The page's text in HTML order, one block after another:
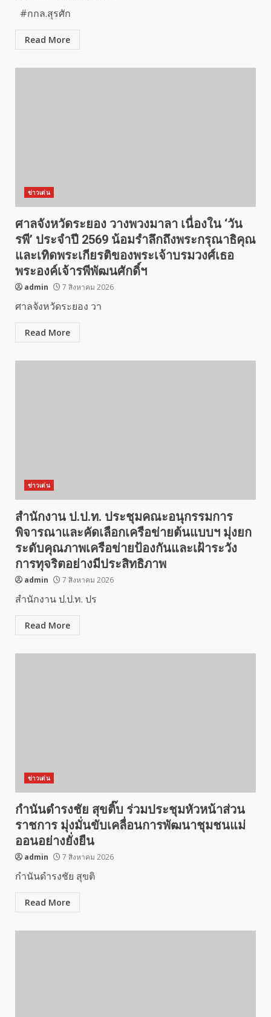
#กกล.สุรศัก
Read More
ข่าวเด่น
ศาลจังหวัดระยอง วางพวงมาลา เนื่องใน ‘วัน
รพี’ ประจำปี 2569 น้อมรำลึกถึงพระกรุณาธิคุณ
และเทิดพระเกียรติของพระเจ้าบรมวงศ์เธอ
พระองค์เจ้ารพีพัฒนศักดิ์ฯ
admin 7 สิงหาคม 2026
ศาลจังหวัดระยอง วา
Read More
ข่าวเด่น
สำนักงาน ป.ป.ท. ประชุมคณะอนุกรรมการ
พิจารณาและคัดเลือกเครือข่ายต้นแบบฯ มุ่งยก
ระดับคุณภาพเครือข่ายป้องกันและเฝ้าระวัง
การทุจริตอย่างมีประสิทธิภาพ
admin 7 สิงหาคม 2026
สำนักงาน ป.ป.ท. ปร
Read More
ข่าวเด่น
กำนันดำรงชัย สุขติ๊บ ร่วมประชุมหัวหน้าส่วน
ราชการ มุ่งมั่นขับเคลื่อนการพัฒนาชุมชนแม่
ออนอย่างยั่งยืน
admin 7 สิงหาคม 2026
กำนันดำรงชัย สุขติ
Read More